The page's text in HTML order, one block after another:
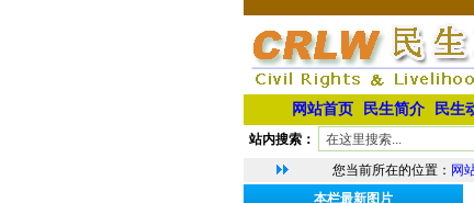
网站首页 民生简介 民生
站内搜索：
您当前所在的位置： 网
本栏最新图片